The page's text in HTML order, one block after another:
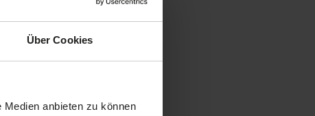
Über Cookies
anbieten zu können